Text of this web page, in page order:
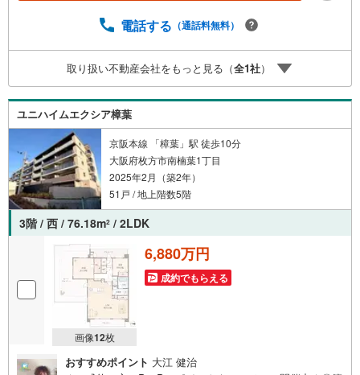
可能リフォームやリノベーションの事もあわせてご相談下
件にベストな住宅ローン商品のご提案〇住宅ローンの金利
や優遇率、審査基準などを詳しくご説明〇住宅ローンとリ
フォームローンの一体型商品もご提案〇仕事や収入・現在
過去の借入による住宅ローンへの問題解決是非とも弊社に
お問合せ下さい
電話する （通話料無料）
取り扱い不動産会社をもっと見る（全1社）
ユニハイムエクシア樟葉
京阪本線 「樟葉」駅 徒歩10分
大阪府枚方市南楠葉1丁目
2025年2月（築2年）
51戸 / 地上階数5階
3階 / 西 / 76.18m2 / 2LDK
画像12枚
6,880万円
成約でもらえる
おすすめポイント 大江 健治